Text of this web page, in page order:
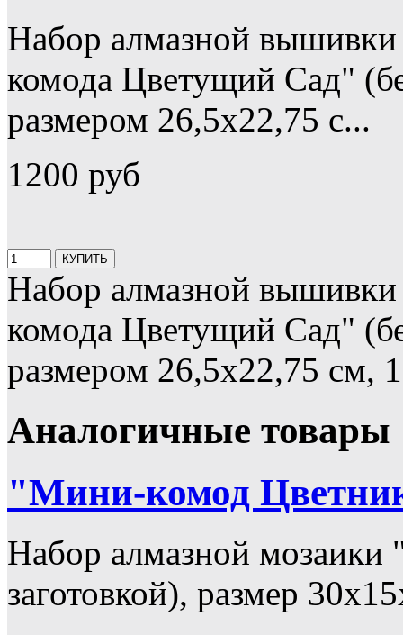
Набор алмазной
комода Цветущий Сад"
размером 26,5х22,75 с...
1200 руб
Набор алмазной
комода Цветущий Сад"
размером 26,5х22,75 см,
Аналогичные товары
"Мини-комод
Набор алмазной
заготовкой), размер